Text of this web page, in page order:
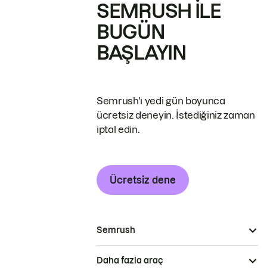
SEMRUSH ILE
BUGÜN
BAŞLAYIN
Semrush'ı yedi gün boyunca
ücretsiz deneyin. İstediğiniz zaman
iptal edin.
Ücretsiz dene
Semrush
Daha fazla araç